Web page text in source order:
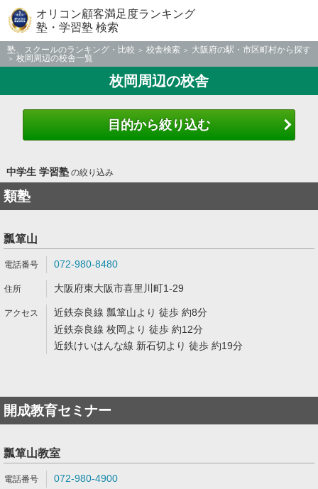
オリコン顧客満足度ランキング
塾・学習塾 検索
塾、スクールのランキング・比較 校舎検索
大阪府の駅・市区町村から探す
枚岡周辺の校舎一覧
枚岡周辺の校舎
目的から絞り込む
中学生 学習塾の絞り込み
類塾
瓢箪山
072-980-8480
大阪府東大阪市喜里川町1-29
近鉄奈良線 瓢箪山より 徒歩 約8分
近鉄奈良線 枚岡より 徒歩 約12分
近鉄けいはんな線 新石切より 徒歩 約19分
開成教育セミナー
瓢箪山教室
072-980-4900